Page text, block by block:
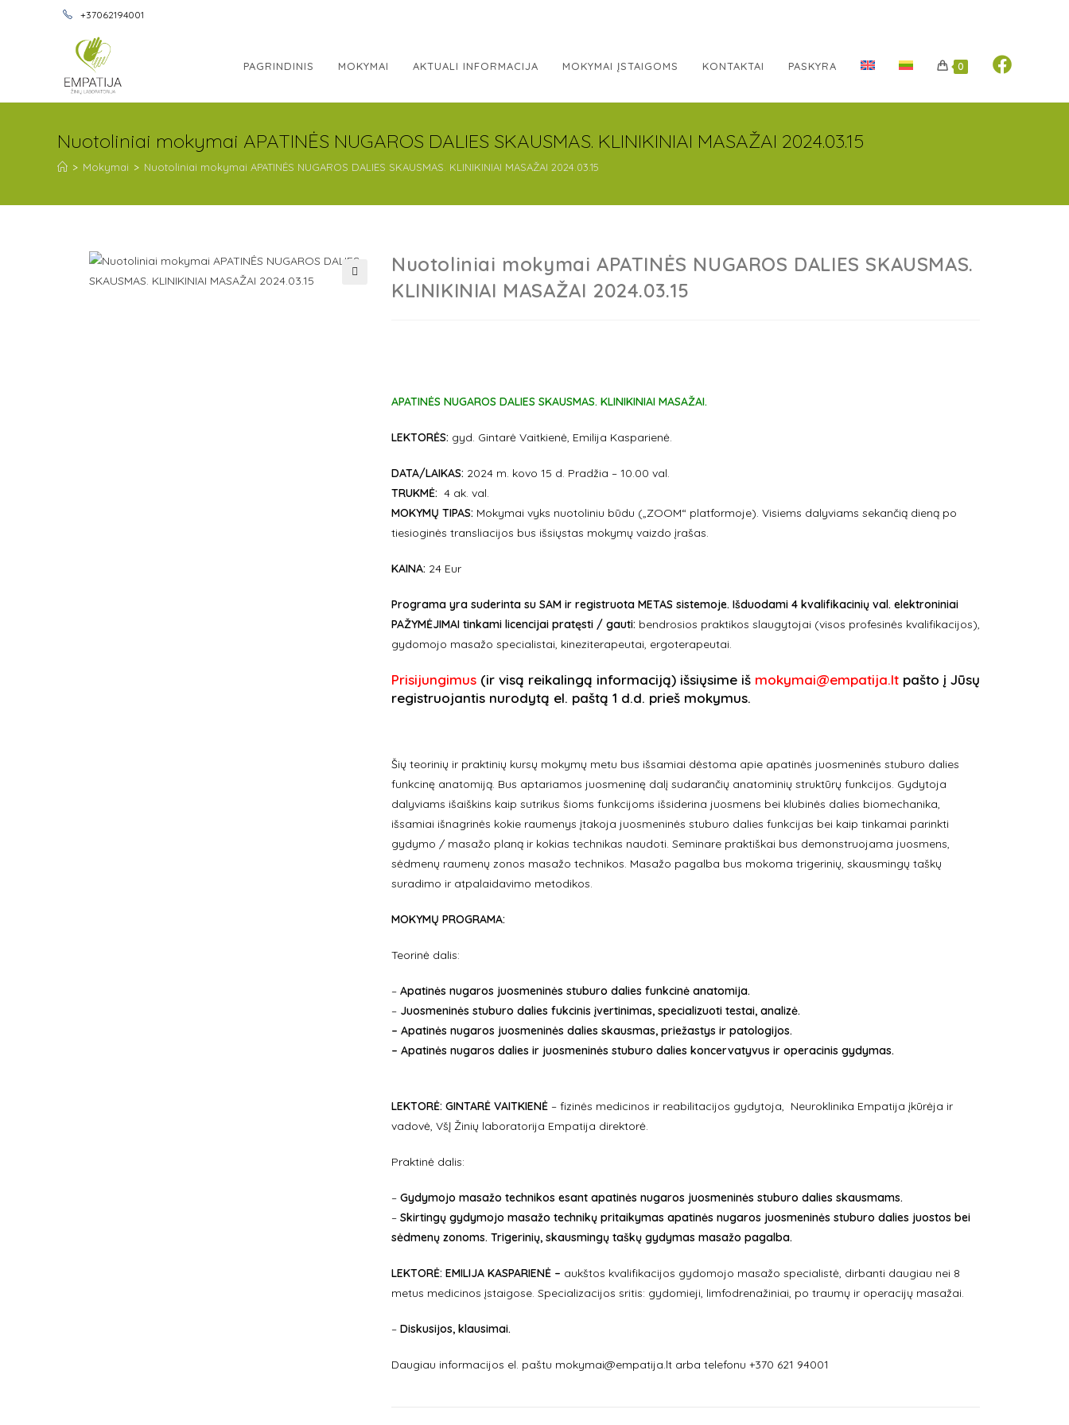
+37062194001
PAGRINDINIS MOKYMAI AKTUALI INFORMACIJA MOKYMAI ĮSTAIGOMS KONTAKTAI PASKYRA 0
Nuotoliniai mokymai APATINĖS NUGAROS DALIES SKAUSMAS. KLINIKINIAI MASAŽAI 2024.03.15
> Mokymai > Nuotoliniai mokymai APATINĖS NUGAROS DALIES SKAUSMAS. KLINIKINIAI MASAŽAI 2024.03.15
Nuotoliniai mokymai APATINĖS NUGAROS DALIES SKAUSMAS.
KLINIKINIAI MASAŽAI 2024.03.15
APATINĖS NUGAROS DALIES SKAUSMAS. KLINIKINIAI MASAŽAI.
LEKTORĖS: gyd. Gintarė Vaitkienė, Emilija Kasparienė.
DATA/LAIKAS: 2024 m. kovo 15 d. Pradžia – 10.00 val.
TRUKMĖ: 4 ak. val.
MOKYMŲ TIPAS: Mokymai vyks nuotoliniu būdu („ZOOM“ platformoje). Visiems dalyviams sekančią dieną po
tiesioginės transliacijos bus išsiųstas mokymų vaizdo įrašas.
KAINA: 24 Eur
Programa yra suderinta su SAM ir registruota METAS sistemoje. Išduodami 4 kvalifikacinių val. elektroniniai
PAŽYMĖJIMAI tinkami licencijai pratęsti / gauti: bendrosios praktikos slaugytojai (visos profesinės kvalifikacijos),
gydomojo masažo specialistai, kineziterapeutai, ergoterapeutai.
Prisijungimus(ir visą reikalingą informaciją) išsiųsime iš mokymai@empatija.lt pašto į Jūsų
registruojantis nurodytą el. paštą 1 d.d. prieš mokymus.
Šių teorinių ir praktinių kursų mokymų metu bus išsamiai dėstoma apie apatinės juosmeninės stuburo dalies
funkcinę anatomiją. Bus aptariamos juosmeninę dalį sudarančių anatominių struktūrų funkcijos. Gydytoja
dalyviams išaiškins kaip sutrikus šioms funkcijoms išsiderina juosmens bei klubinės dalies biomechanika,
išsamiai išnagrinės kokie raumenys įtakoja juosmeninės stuburo dalies funkcijas bei kaip tinkamai parinkti
gydymo / masažo planą ir kokias technikas naudoti. Seminare praktiškai bus demonstruojama juosmens,
sėdmenų raumenų zonos masažo technikos. Masažo pagalba bus mokoma trigerinių, skausmingų taškų
suradimo ir atpalaidavimo metodikos.
MOKYMŲ PROGRAMA:
Teorinė dalis:
– Apatinės nugaros juosmeninės stuburo dalies funkcinė anatomija.
– Juosmeninės stuburo dalies fukcinis įvertinimas, specializuoti testai, analizė.
– Apatinės nugaros juosmeninės dalies skausmas, priežastys ir patologijos.
– Apatinės nugaros dalies ir juosmeninės stuburo dalies koncervatyvus ir operacinis gydymas.
LEKTORĖ: GINTARĖ VAITKIENĖ– fizinės medicinos ir reabilitacijos gydytoja, Neuroklinika Empatija įkūrėja ir
vadovė, VšĮ Žinių laboratorija Empatija direktorė.
Praktinė dalis:
– Gydymojo masažo technikos esant apatinės nugaros juosmeninės stuburo dalies skausmams.
– Skirtingų gydymojo masažo technikų pritaikymas apatinės nugaros juosmeninės stuburo dalies juostos bei
sėdmenų zonoms. Trigerinių, skausmingų taškų gydymas masažo pagalba.
LEKTORĖ: EMILIJA KASPARIENĖ – aukštos kvalifikacijos gydomojo masažo specialistė, dirbanti daugiau nei 8
metus medicinos įstaigose. Specializacijos sritis: gydomieji, limfodrenažiniai, po traumų ir operacijų masažai.
– Diskusijos, klausimai.
Daugiau informacijos el. paštu mokymai@empatija.lt arba telefonu +370 621 94001